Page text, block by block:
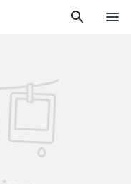
search menu